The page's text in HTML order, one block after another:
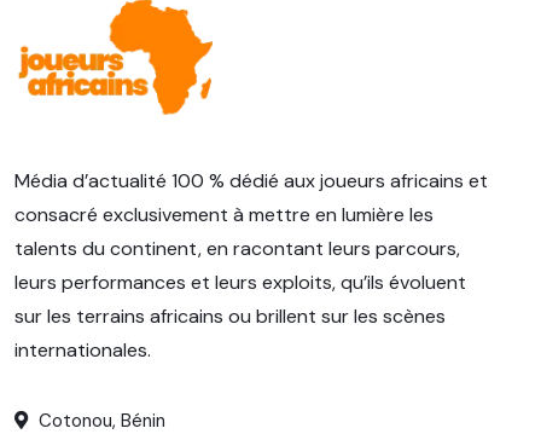
Média d’actualité 100 % dédié aux joueurs africains et
consacré exclusivement à mettre en lumière les
talents du continent, en racontant leurs parcours,
leurs performances et leurs exploits, qu’ils évoluent
sur les terrains africains ou brillent sur les scènes
internationales.
Cotonou, Bénin